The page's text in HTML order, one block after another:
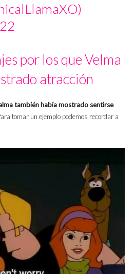
por los que Velma
atracción
también había mostrado sentirse
tomar un ejemplo podemos recordar a